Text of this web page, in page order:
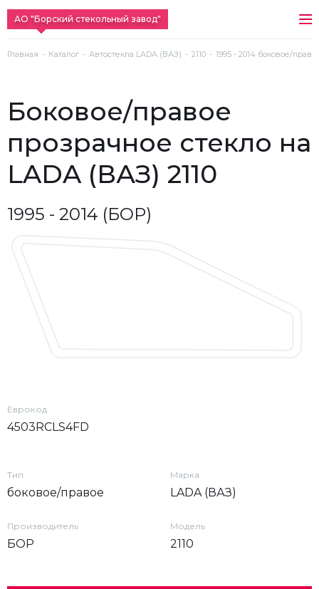
АО "Борский стекольный завод"
Главная Каталог Автостекла LADA (ВАЗ) 2110 1995 - 2014 боковое/
боковое/правое
прозрачное стекло на
LADA (ВАЗ) 2110
1995 - 2014 (БОР)
Еврокод
4503RCLS4FD
Тип
боковое/правое
Марка
LADA (ВАЗ)
Производитель
БОР
Модель
2110